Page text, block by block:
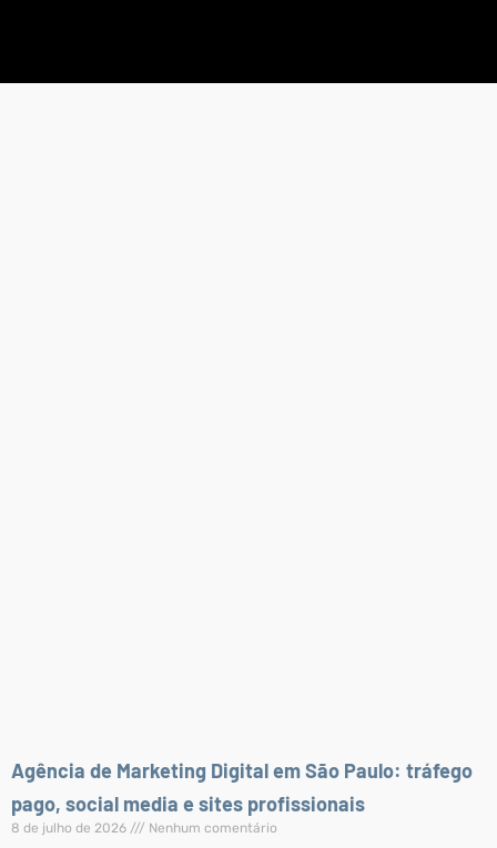
Agência de Marketing Digital em São Paulo: tráfego
pago, social media e sites profissionais
8 de julho de 2026 Nenhum comentário